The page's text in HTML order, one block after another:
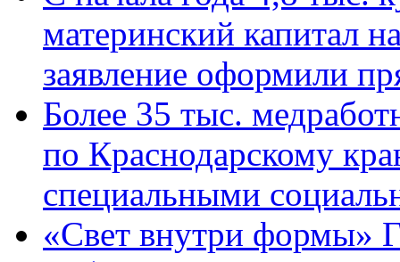
материнский капитал
заявление оформили
Более 35 тыс.
по Краснодарскому
специальными
«Свет внутри формы»